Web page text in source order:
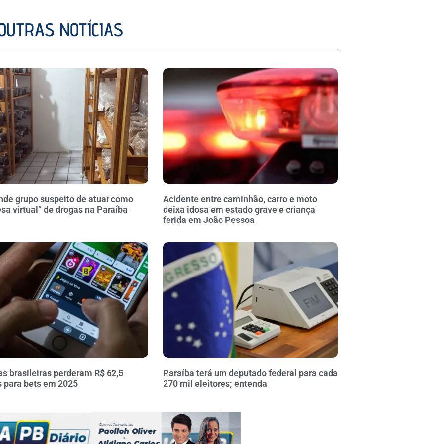
NOTÍCIAS
grupo suspeito de atuar como
virtual” de drogas na Paraíba
Acidente entre caminhão, carro e moto
deixa idosa em estado grave e criança
ferida em João Pessoa
brasileiras perderam R$ 62,5
para bets em 2025
Paraíba terá um deputado federal para cada
270 mil eleitores; entenda